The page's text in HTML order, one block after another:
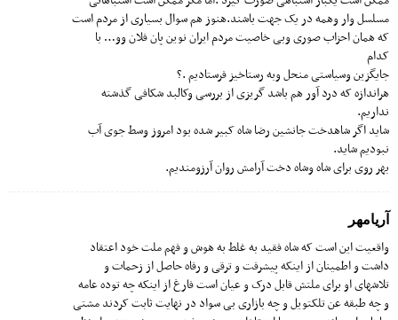
مسلسل وار وهمه در یک جهت باشند.هنوز هم سوال بسیاری از مردم است
که همان احزاب صوری وبی خاصیت مردم ایران نوین پان فلان وو… با
کدام
جایگزین وسیاستی منحل وبه رستاخیز فرستادیم .؟
هراندازه که درد آور هم باشد گریزی از بررسی وکالبد شکافی گذشته
نداریم.
شاید اگر شاهدخت جانشین رضا شاه کبیر شده بود امروز وسط جوی آب
نبودیم شاید.
بهر روی برای شاه وشاه دخت آرامش روان آرزومندیم.
آریامهر
واقعیت این است که شاه فقید به غلط به هوش و فهم ملت خود اعتقاد
داشت و اطمینان از اینکه پیشرفت و ترقی و رفاه حاصل از زحمات و
تلاشهای او برای ملتش قابل درک و عیان است فارغ از اینکه چه توده عامه
و چه طبقه عن تلکتویل و چه بازاری بی سواد در نهایت ثابت کردند مشتی